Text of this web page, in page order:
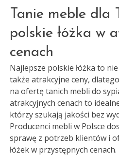
Tanie meble dla
polskie łóżka w
cenach
Najlepsze polskie łóżka to
także atrakcyjne ceny,
na ofertę tanich mebli do
atrakcyjnych cenach to
którzy szukają jakości bez
Producenci mebli w Polsce
sprawę z potrzeb klientów i
łóżek w przystępnych